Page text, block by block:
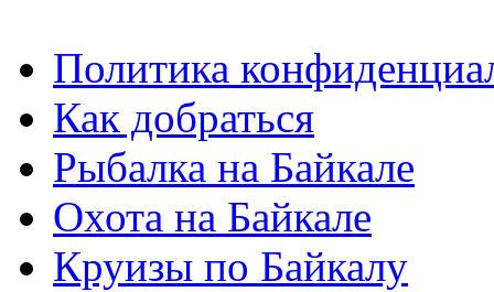
Политика
Как добраться
Рыбалка на Байкале
Охота на Байкале
Круизы по Байкалу